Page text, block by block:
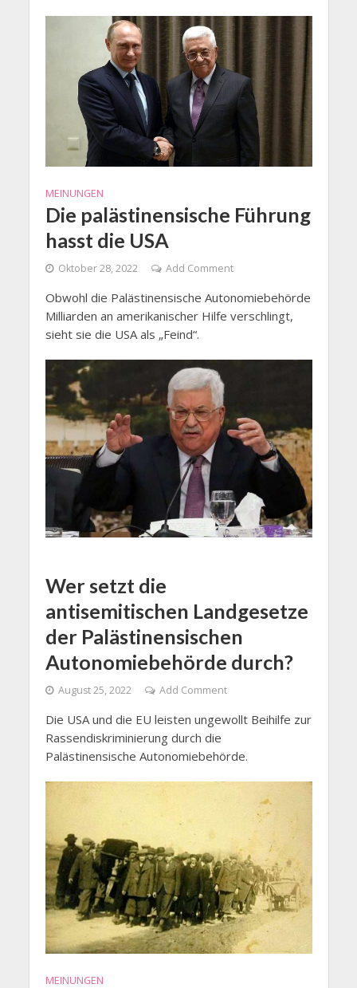
MEINUNGEN
Die palästinensische Führung
hasst die USA
Oktober 28, 2022 Add Comment
Obwohl die Palästinensische Autonomiebehörde
Milliarden an amerikanischer Hilfe verschlingt,
sieht sie die USA als „Feind“.
Wer setzt die
antisemitischen Landgesetze
der Palästinensischen
Autonomiebehörde durch?
August 25, 2022 Add Comment
Die USA und die EU leisten ungewollt Beihilfe zur
Rassendiskriminierung durch die
Palästinensische Autonomiebehörde.
MEINUNGEN